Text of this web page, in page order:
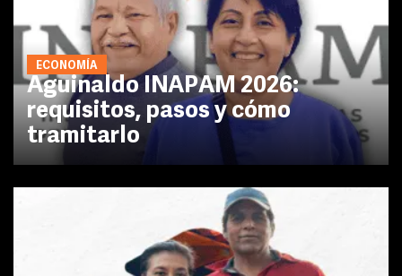
ECONOMÍA
Aguinaldo INAPAM 2026:
requisitos, pasos y cómo
tramitarlo